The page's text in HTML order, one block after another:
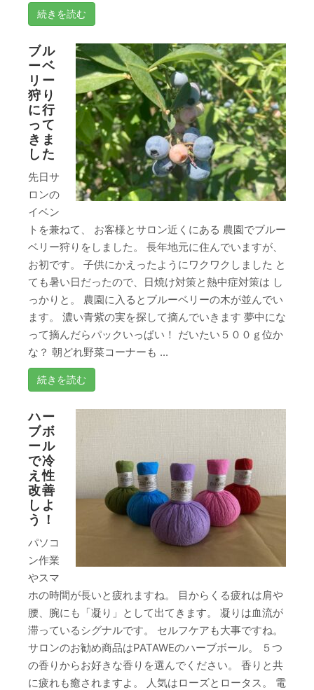
続きを読む
ブル
ーベ
リー
狩り
に行
って
きま
した
先日サ
ロンの
イベン
トを兼ねて、 お客様とサロン近くにある 農園でブルー
ベリー狩りをしました。 長年地元に住んでいますが、
お初です。 子供にかえったようにワクワクしました と
ても暑い日だったので、日焼け対策と熱中症対策は し
っかりと。 農園に入るとブルーベリーの木が並んでい
ます。 濃い青紫の実を探して摘んでいきます 夢中にな
って摘んだらパックいっぱい！ だいたい５００ｇ位か
な？ 朝どれ野菜コーナーも ...
続きを読む
ハー
ブボ
ール
で冷
え性
改善
しよ
う！
パソコ
ン作業
やスマ
ホの時間が長いと疲れますね。 目からくる疲れは肩や
腰、腕にも「凝り」として出てきます。 凝りは血流が
滞っているシグナルです。 セルフケアも大事ですね。
サロンのお勧め商品はPATAWEのハーブボール。 ５つ
の香りからお好きな香りを選んでください。 香りと共
に疲れも癒されますよ。 人気はローズとロータス。 電